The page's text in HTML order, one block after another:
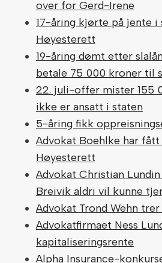
over for Gerd-Irene
17-åring kjørte på jente
Høyesterett
19-åring dømt etter
betale 75 000 kroner til
22. juli-offer mister 155
ikke er ansatt i staten
5-åring fikk
Advokat Boehlke har
Høyesterett
Advokat Christian
Breivik aldri vil kunne
Advokat Trond Wehn
Advokatfirmaet Ness
kapitaliseringsrente
Alpha Insurance-